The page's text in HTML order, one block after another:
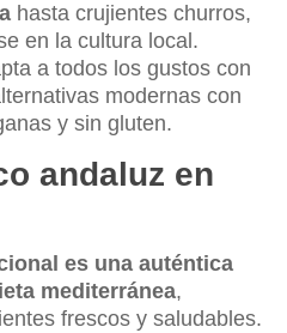
hasta crujientes churros,
en la cultura local.
a todos los gustos con
modernas con
y sin gluten.
andaluz en
es una auténtica
mediterránea,
frescos y saludables.